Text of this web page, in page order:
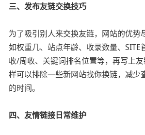
三、发布友链交换技巧
为了吸引别人来交换友链，网站的优势
如权重几、站点年龄、收录数量、SITE
收/周收、关键词排名位置等，再写上
样可以排除一些新网站找你换链，减少
的时间。
四、友情链接日常维护